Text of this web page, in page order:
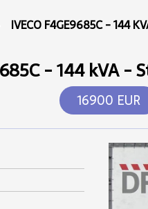
IVECO F4GE9685C - 144
- 144 kVA -
16900 EUR